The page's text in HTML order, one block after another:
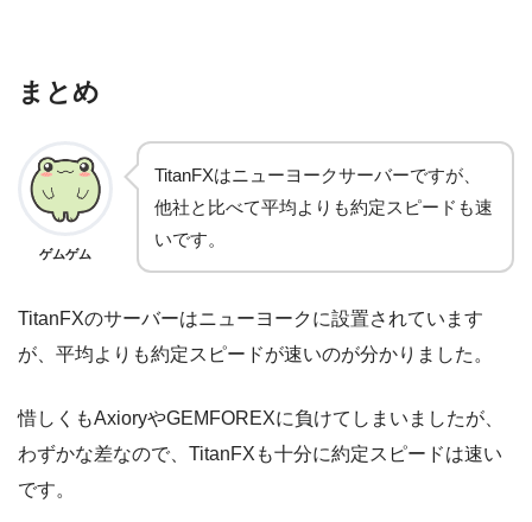
まとめ
ゲムゲム
TitanFXはニューヨークサーバーですが、
他社と比べて平均よりも約定スピードも速
いです。
TitanFXのサーバーはニューヨークに設置されています
が、平均よりも約定スピードが速いのが分かりました。
惜しくもAxioryやGEMFOREXに負けてしまいましたが、
わずかな差なので、TitanFXも十分に約定スピードは速い
です。